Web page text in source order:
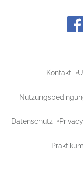
Kontakt
Datenschutz
Praktikum